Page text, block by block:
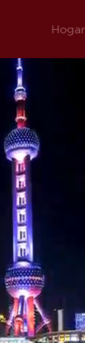
Hogar